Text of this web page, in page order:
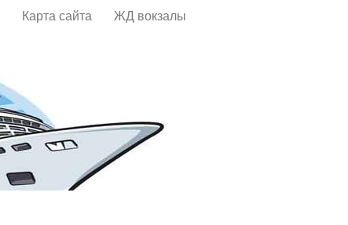
Карта сайта ЖД вокзалы